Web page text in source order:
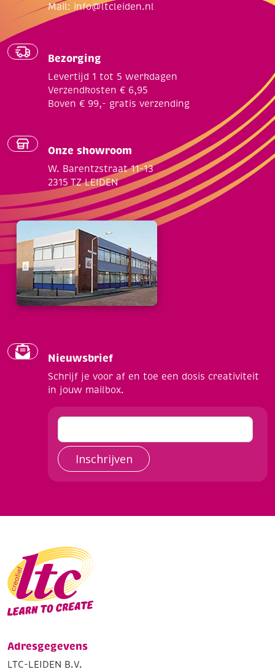
Mail: info@ltcleiden.nl
Bezorging
Levertijd 1 tot 5 werkdagen
Verzendkosten € 6,95
Boven € 99,- gratis verzending
Onze showroom
W. Barentzstraat 11-13
2315 TZ LEIDEN
Nieuwsbrief
Schrijf je voor af en toe een dosis creativiteit
in jouw mailbox.
Inschrijven
Adresgegevens
LTC-LEIDEN B.V.